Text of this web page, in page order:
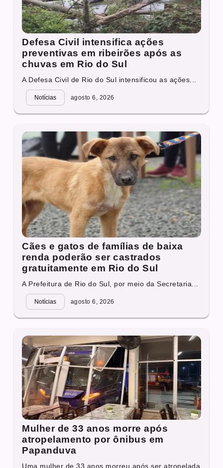
Defesa Civil intensifica ações
preventivas em ribeirões após as
chuvas em Rio do Sul
A Defesa Civil de Rio do Sul intensificou as ações...
Notícias agosto 6, 2026
Cães e gatos de famílias de baixa
renda poderão ser castrados
gratuitamente em Rio do Sul
A Prefeitura de Rio do Sul, por meio da Secretaria...
Notícias agosto 6, 2026
Mulher de 33 anos morre após
atropelamento por ônibus em
Papanduva
Uma mulher de 33 anos morreu após ser atropelada